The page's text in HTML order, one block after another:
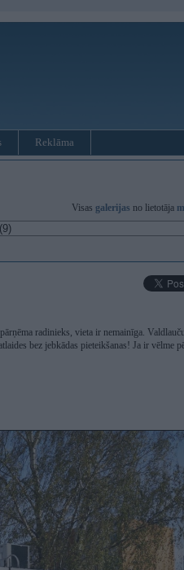
Reklāma
Visas galerijas no lietotāja
radinieks, vieta ir nemainīga.
bez jebkādas pieteikšanas! Ja ir vēlme